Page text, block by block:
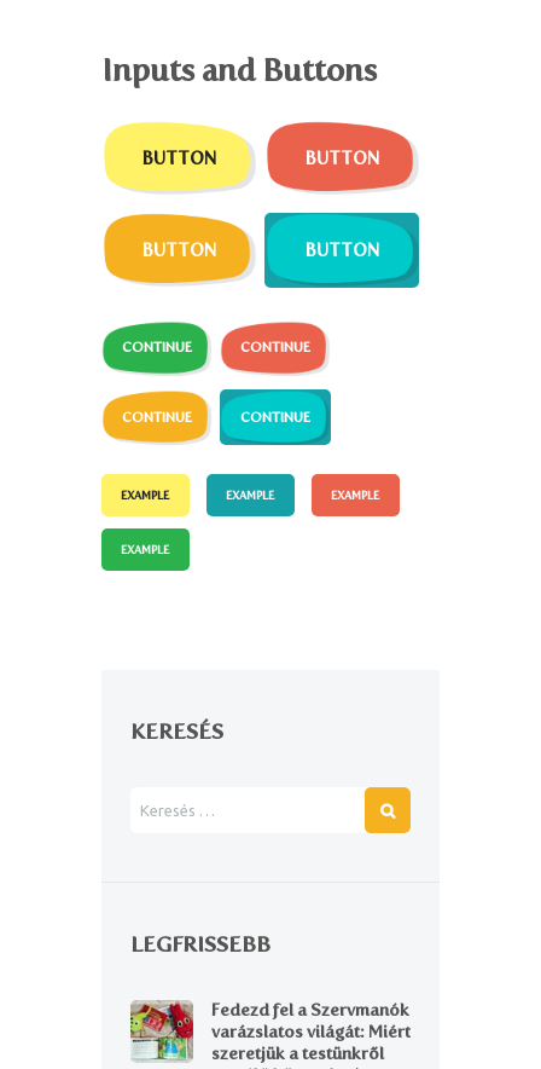
Inputs and Buttons
BUTTON BUTTON
BUTTON BUTTON
CONTINUE CONTINUE
CONTINUE CONTINUE
EXAMPLE EXAMPLE EXAMPLE
EXAMPLE
KERESÉS
LEGFRISSEBB
Fedezd fel a Szervmanók
varázslatos világát: Miért
szeretjük a testünkről